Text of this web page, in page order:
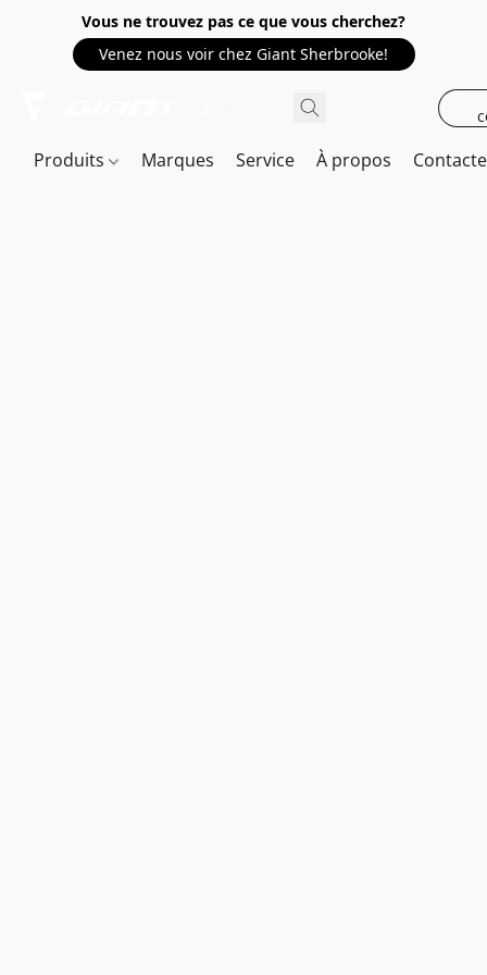
Vous ne trouvez pas ce que vous cherchez?
Venez nous voir chez Giant Sherbrooke!
Produits Marques Service À propos